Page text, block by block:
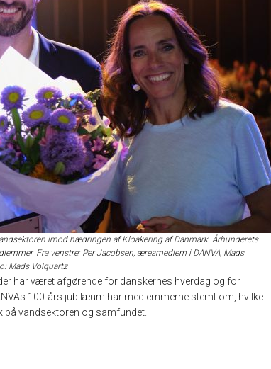
imod hædringen af Kloakering af Danmark. Århunderets
Fra venstre: Per Jacobsen, æresmedlem i DANVA, Mads
Mads Volquartz
har været afgørende for danskernes hverdag og for
100-års jubilæum har medlemmerne stemt om, hvilke
på vandsektoren og samfundet.